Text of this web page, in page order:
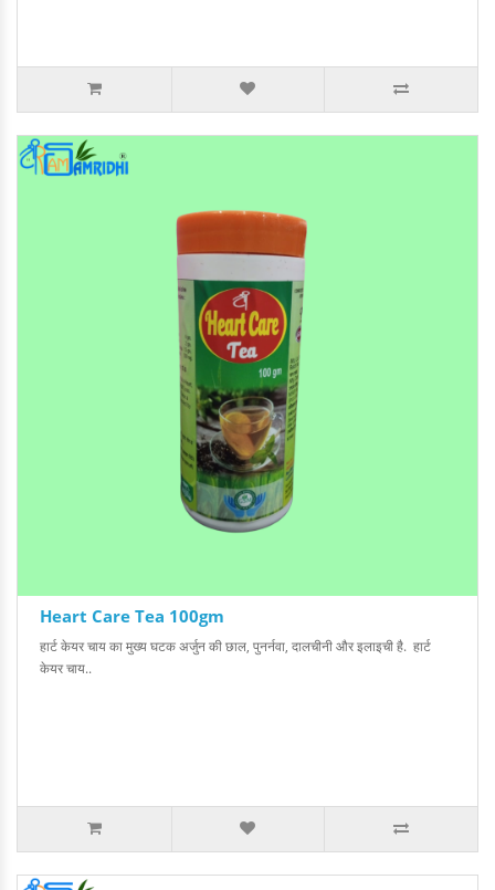
Heart Care Tea 100gm
हार्ट केयर चाय का मुख्य घटक अर्जुन की छाल, पुनर्नवा, दालचीनी और इलाइची है. हार्ट
केयर चाय..